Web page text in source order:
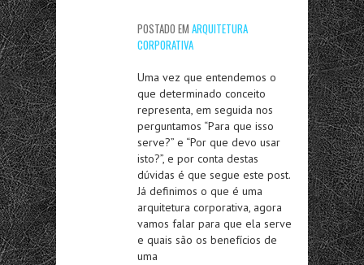
POSTADO EM ARQUITETURA
CORPORATIVA
Uma vez que entendemos o
que determinado conceito
representa, em seguida nos
perguntamos “Para que isso
serve?” e “Por que devo usar
isto?”, e por conta destas
dúvidas é que segue este post.
Já definimos o que é uma
arquitetura corporativa, agora
vamos falar para que ela serve
e quais são os benefícios de
uma